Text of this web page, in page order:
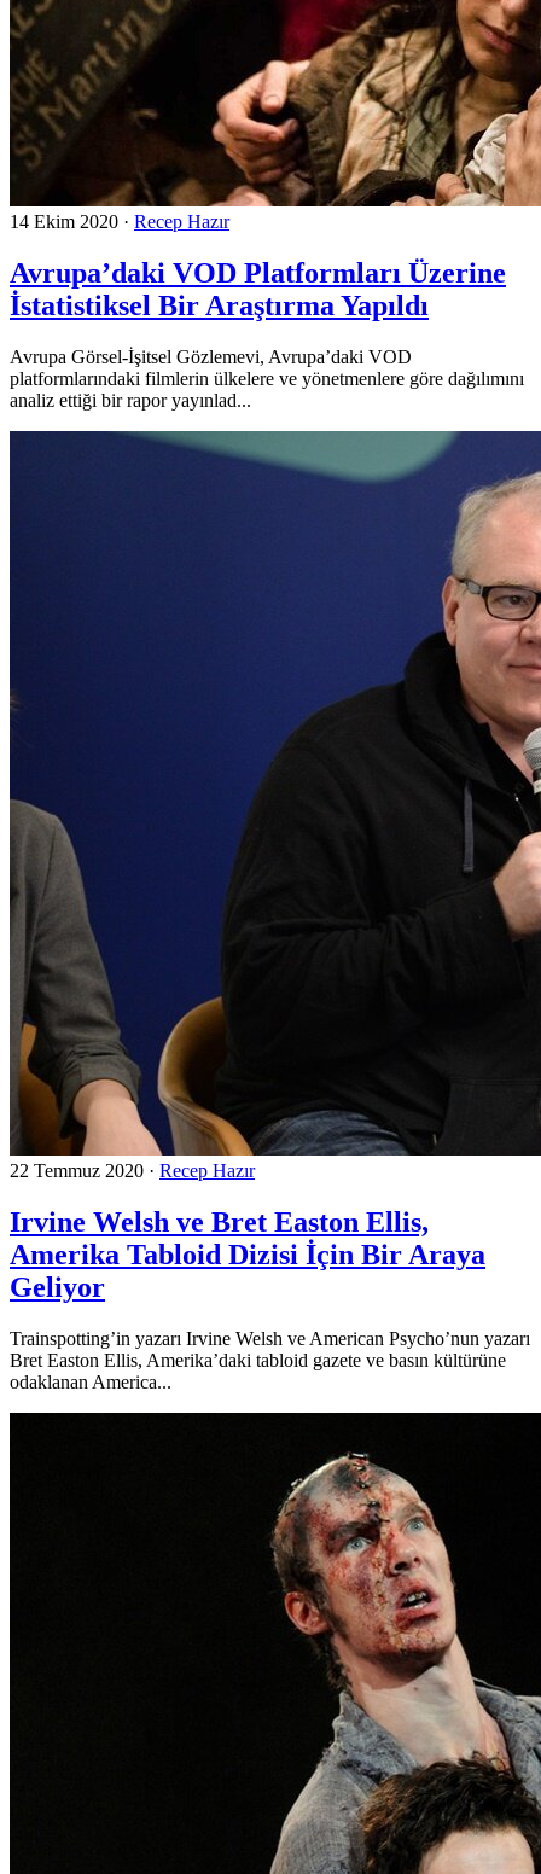
14 Ekim 2020 · Recep Hazır
Avrupa’daki VOD Platformları Üzerine
İstatistiksel Bir Araştırma Yapıldı
Avrupa Görsel-İşitsel Gözlemevi, Avrupa’daki VOD
platformlarındaki filmlerin ülkelere ve yönetmenlere göre dağılımını
analiz ettiği bir rapor yayınlad...
22 Temmuz 2020 · Recep Hazır
Irvine Welsh ve Bret Easton Ellis,
Amerika Tabloid Dizisi İçin Bir Araya
Geliyor
Trainspotting’in yazarı Irvine Welsh ve American Psycho’nun yazarı
Bret Easton Ellis, Amerika’daki tabloid gazete ve basın kültürüne
odaklanan America...